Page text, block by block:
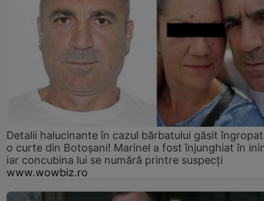
Detalii halucinante în cazul bărbatului găsit
o curte din Botoșani! Marinel a fost înjunghiat în
iar concubina lui se numără printre suspecți
www.wowbiz.ro